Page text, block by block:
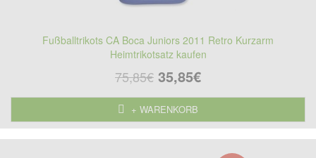
Fußballtrikots CA Boca Juniors 2011 Retro Kurzarm
Heimtrikotsatz kaufen
75,85€ 35,85€
+ WARENKORB